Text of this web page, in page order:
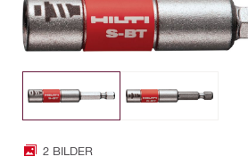
2 BILDER